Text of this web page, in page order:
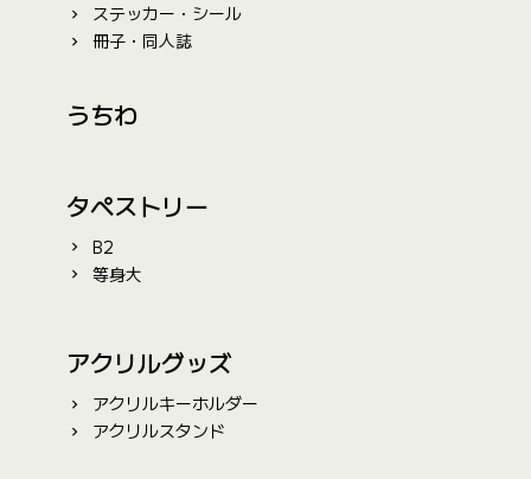
ステッカー・シール
冊子・同人誌
うちわ
タペストリー
B2
等身大
アクリルグッズ
アクリルキーホルダー
アクリルスタンド